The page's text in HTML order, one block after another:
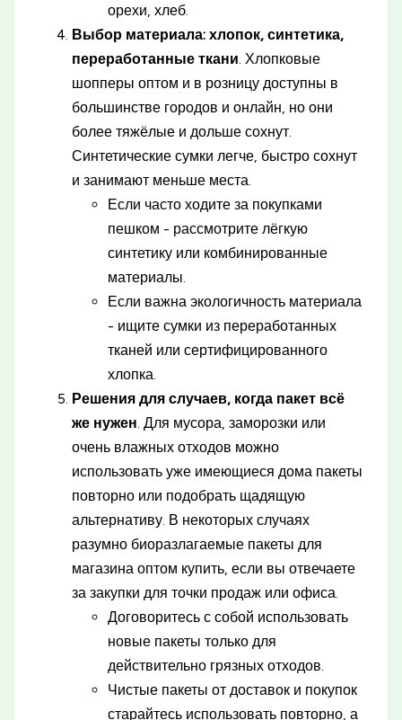
орехи, хлеб.
Выбор материала: хлопок, синтетика,
переработанные ткани. Хлопковые
шопперы оптом и в розницу доступны в
большинстве городов и онлайн, но они
более тяжёлые и дольше сохнут.
Синтетические сумки легче, быстро сохнут
и занимают меньше места.
Если часто ходите за покупками
пешком - рассмотрите лёгкую
синтетику или комбинированные
материалы.
Если важна экологичность материала
- ищите сумки из переработанных
тканей или сертифицированного
хлопка.
Решения для случаев, когда пакет всё
же нужен. Для мусора, заморозки или
очень влажных отходов можно
использовать уже имеющиеся дома пакеты
повторно или подобрать щадящую
альтернативу. В некоторых случаях
разумно биоразлагаемые пакеты для
магазина оптом купить, если вы отвечаете
за закупки для точки продаж или офиса.
Договоритесь с собой использовать
новые пакеты только для
действительно грязных отходов.
Чистые пакеты от доставок и покупок
старайтесь использовать повторно, а